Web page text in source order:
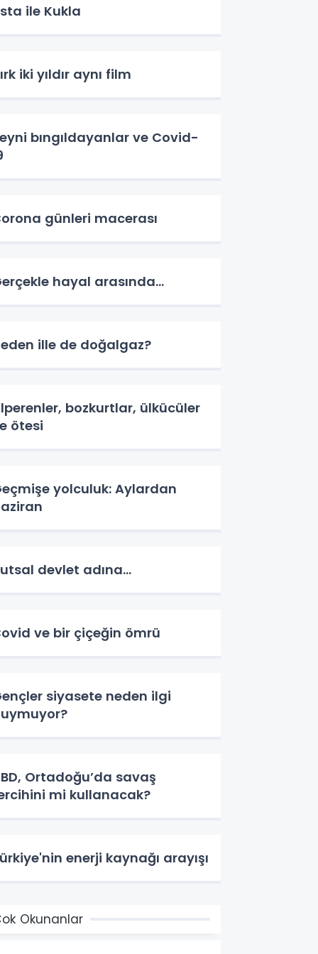
ile Kukla
iki yıldır aynı film
bıngıldayanlar ve Covid-
günleri macerası
hayal arasında...
ille de doğalgaz?
bozkurtlar, ülkücüler
ötesi
yolculuk: Aylardan
devlet adına...
ve bir çiçeğin ömrü
siyasete neden ilgi
Ortadoğu’da savaş
mi kullanacak?
enerji kaynağı arayışı
Okunanlar